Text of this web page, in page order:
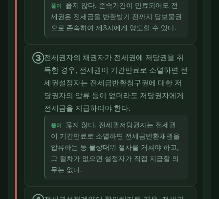
풀이
옳지 않다. 존속기간이 만료되어도 전
세권은 전세금을 반환받기 전까지 담보물권
으로 존속하여 제3자에게 양도할 수 있다.
③전세권자의 채권자가 전세권에 저당권을 취
득한 경우, 전세권이 기간만료로 소멸하면 전
세권설정자는 전세금반환청구권에 대한 저
당권자의 압류 등이 없더라도 저당권자에게
전세금을 지급하여야 한다.
풀이
옳지 않다. 전세권저당권자는 전세권
이 기간만료로 소멸하면 전세금반환채권을
압류하는 등 물상대위 절차를 거쳐야 하고,
그 절차가 없으면 설정자가 직접 지급할 의
무는 없다.